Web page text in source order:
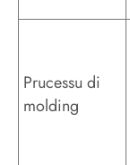
Prucessu di
molding